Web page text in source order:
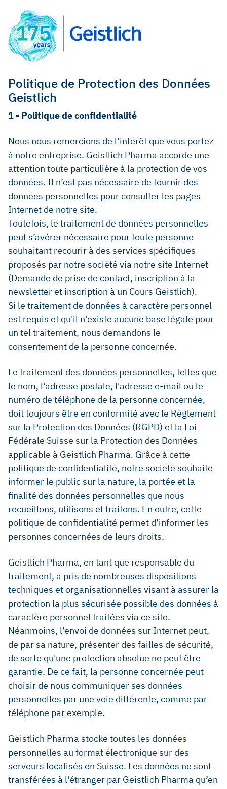
Politique de Protection des Données
Geistlich
1 - Politique de confidentialité
Nous nous remercions de l’intérêt que vous portez
à notre entreprise. Geistlich Pharma accorde une
attention toute particulière à la protection de vos
données. Il n’est pas nécessaire de fournir des
données personnelles pour consulter les pages
Internet de notre site.
Toutefois, le traitement de données personnelles
peut s’avérer nécessaire pour toute personne
souhaitant recourir à des services spécifiques
proposés par notre société via notre site Internet
(Demande de prise de contact, inscription à la
newsletter et inscription à un Cours Geistlich).
Si le traitement de données à caractère personnel
est requis et qu'il n'existe aucune base légale pour
un tel traitement, nous demandons le
consentement de la personne concernée.
Le traitement des données personnelles, telles que
le nom, l'adresse postale, l'adresse e-mail ou le
numéro de téléphone de la personne concernée,
doit toujours être en conformité avec le Règlement
sur la Protection des Données (RGPD) et la Loi
Fédérale Suisse sur la Protection des Données
applicable à Geistlich Pharma. Grâce à cette
politique de confidentialité, notre société souhaite
informer le public sur la nature, la portée et la
finalité des données personnelles que nous
recueillons, utilisons et traitons. En outre, cette
politique de confidentialité permet d’informer les
personnes concernées de leurs droits.
Geistlich Pharma, en tant que responsable du
traitement, a pris de nombreuses dispositions
techniques et organisationnelles visant à assurer la
protection la plus sécurisée possible des données à
caractère personnel traitées via ce site.
Néanmoins, l’envoi de données sur Internet peut,
de par sa nature, présenter des failles de sécurité,
de sorte qu'une protection absolue ne peut être
garantie. De ce fait, la personne concernée peut
choisir de nous communiquer ses données
personnelles par une voie différente, comme par
téléphone par exemple.
Geistlich Pharma stocke toutes les données
personnelles au format électronique sur des
serveurs localisés en Suisse. Les données ne sont
transférées à l'étranger par Geistlich Pharma qu’en